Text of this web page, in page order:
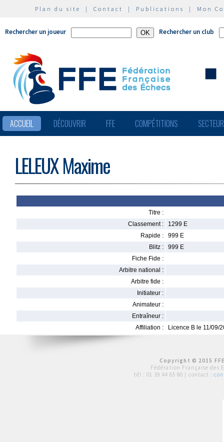
Plan du site | Contact | Publications | Mon
Rechercher un joueur Rechercher un club
ACCUEIL DÉCOUVRIR FFE COMPÉTITIONS
LELEUX Maxime
Titre :
Classement :
1299 E
Rapide :
999 E
Blitz :
999 E
Fiche Fide :
Arbitre national :
Arbitre fide :
Initiateur :
Animateur :
Entraîneur :
Affiliation :
Licence B le 11/09/
Copyright © 2015
Fédération Française des
tél : 01 39 44 65 80 | contact :